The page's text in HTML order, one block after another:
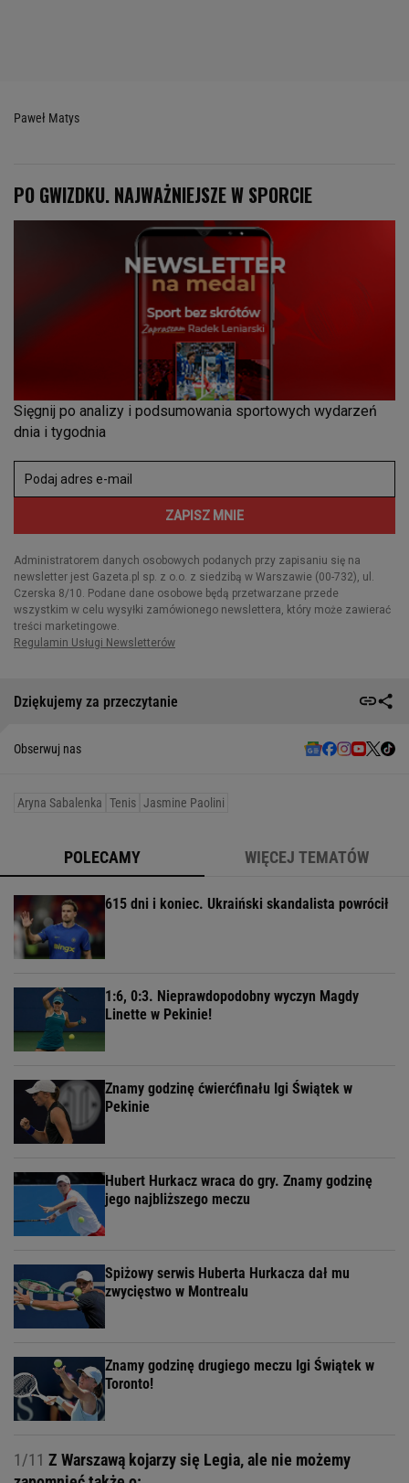
Paweł Matys
Dziękujemy za przeczytanie
Obserwuj nas
Aryna Sabalenka Tenis Jasmine Paolini
POLECAMY WIĘCEJ TEMATÓW
615 dni i koniec. Ukraiński skandalista powrócił
1:6, 0:3. Nieprawdopodobny wyczyn Magdy
Linette w Pekinie!
Znamy godzinę ćwierćfinału Igi Świątek w
Pekinie
Hubert Hurkacz wraca do gry. Znamy godzinę
jego najbliższego meczu
Spiżowy serwis Huberta Hurkacza dał mu
zwycięstwo w Montrealu
Znamy godzinę drugiego meczu Igi Świątek w
Toronto!
1/11 Z Warszawą kojarzy się Legia, ale nie możemy